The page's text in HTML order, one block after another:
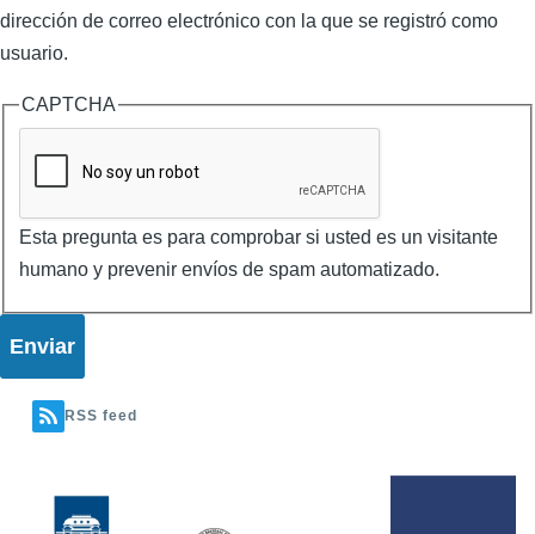
a
la
navegación
dirección de correo electrónico con la que se registró como
usuario.
CAPTCHA
Esta pregunta es para comprobar si usted es un visitante
humano y prevenir envíos de spam automatizado.
RSS feed